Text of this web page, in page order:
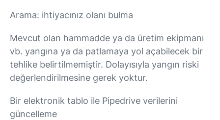
Arama: ihtiyacınız olanı bulma
Mevcut olan hammadde ya da üretim ekipmanı
vb. yangına ya da patlamaya yol açabilecek bir
tehlike belirtilmemiştir. Dolayısıyla yangın riski
değerlendirilmesine gerek yoktur.
Bir elektronik tablo ile Pipedrive verilerini
güncelleme